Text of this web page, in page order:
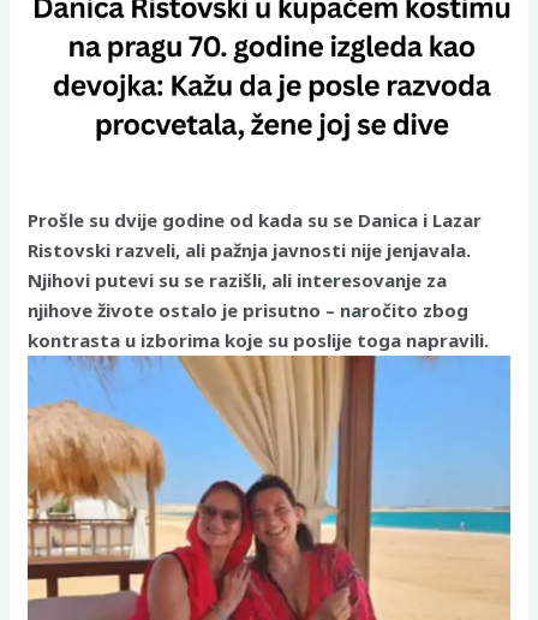
Prošle su dvije godine od kada su se Danica i Lazar
Ristovski razveli, ali pažnja javnosti nije jenjavala.
Njihovi putevi su se razišli, ali interesovanje za
njihove živote ostalo je prisutno – naročito zbog
kontrasta u izborima koje su poslije toga napravili.